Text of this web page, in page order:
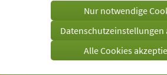
einem
Tab)
Nur notwendige
Datenschutzeinstellungen
Alle Cookies